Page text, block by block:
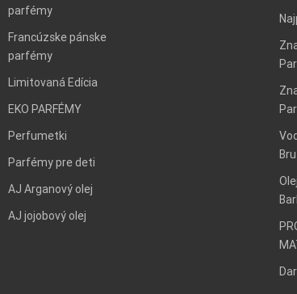
parfémy
Francúzske pánske
parfémy
Limitovaná Edícia
EKO PARFÉMY
Perfumetki
Parfémy pre deti
AJ Arganový olej
AJ jojobový olej